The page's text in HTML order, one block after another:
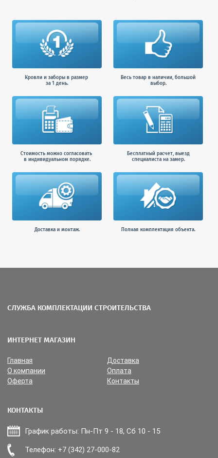
Прикрепить файл
Кровли и заборы в размер
за 1 день.
Весь товар в наличии, большой
выбор.
Стоимость можно согласовать
в индивидуальном порядке.
Бесплатный расчет, выезд
специалиста на замер.
Доставка и монтаж. Полная комплектация объекта.
СЛУЖБА КОМПЛЕКТАЦИИ СТРОИТЕЛЬСТВА
ИНТЕРНЕТ МАГАЗИН
Главная
Доставка
О компании
Оплата
Оферта
Контакты
КОНТАКТЫ
График работы: Пн-Пт 9 - 18, Сб 10 - 15
Телефон: +7 (342) 27-000-82